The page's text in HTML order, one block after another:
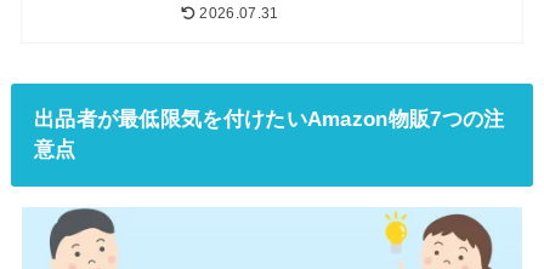
2026.07.31
出品者が最低限気を付けたいAmazon物販7つの注
意点